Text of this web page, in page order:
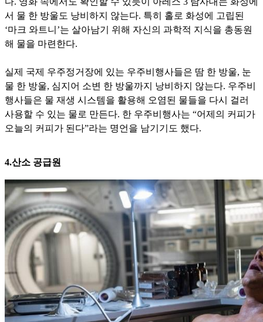
서 물 한 방울도 낭비하지 않는다. 특히 홀로 화성에 고립된
‘마크 와트니’는 살아남기 위해 자신의 과학적 지식을 총동원
해 물을 마련한다.
실제 국제 우주정거장에 있는 우주비행사들은 땀 한 방울, 눈
물 한 방울, 심지어 소변 한 방울까지 낭비하지 않는다. 우주비
행사들은 물 재생 시스템을 활용해 오염된 물들을 다시 걸러
사용할 수 있는 물로 만든다. 한 우주비행사는 “어제의 커피가
오늘의 커피가 된다”라는 명언을 남기기도 했다.
4.산소 공급원